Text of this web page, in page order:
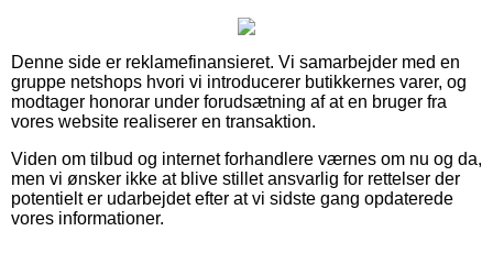
Denne side er reklamefinansieret. Vi samarbejder med en
gruppe netshops hvori vi introducerer butikkernes varer, og
modtager honorar under forudsætning af at en bruger fra
vores website realiserer en transaktion.
Viden om tilbud og internet forhandlere værnes om nu og da,
men vi ønsker ikke at blive stillet ansvarlig for rettelser der
potentielt er udarbejdet efter at vi sidste gang opdaterede
vores informationer.